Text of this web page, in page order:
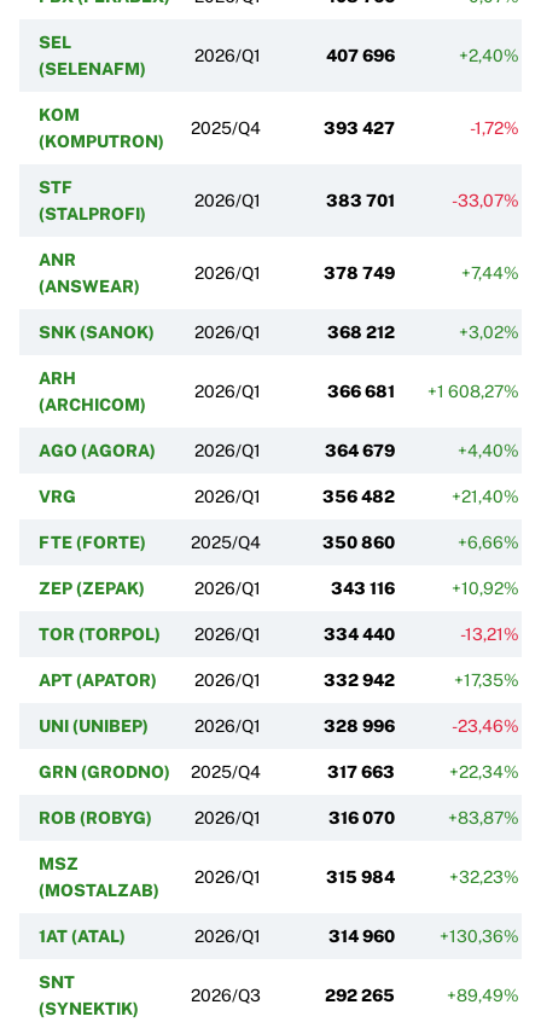
SEL
(SELENAFM)
2026/Q1 407 696 +2,40%
KOM
(KOMPUTRON)
2025/Q4 393 427 -1,72%
STF
(STALPROFI)
2026/Q1 383 701 -33,07%
ANR
(ANSWEAR)
2026/Q1 378 749 +7,44%
SNK (SANOK) 2026/Q1 368 212 +3,02%
ARH
(ARCHICOM)
2026/Q1 366 681 +1 608,27%
AGO (AGORA) 2026/Q1 364 679 +4,40%
VRG 2026/Q1 356 482 +21,40%
FTE (FORTE) 2025/Q4 350 860 +6,66%
ZEP (ZEPAK) 2026/Q1 343 116 +10,92%
TOR (TORPOL) 2026/Q1 334 440 -13,21%
APT (APATOR) 2026/Q1 332 942 +17,35%
UNI (UNIBEP) 2026/Q1 328 996 -23,46%
GRN (GRODNO) 2025/Q4 317 663 +22,34%
ROB (ROBYG) 2026/Q1 316 070 +83,87%
MSZ
(MOSTALZAB)
2026/Q1 315 984 +32,23%
1AT (ATAL) 2026/Q1 314 960 +130,36%
SNT
(SYNEKTIK)
2026/Q3 292 265 +89,49%